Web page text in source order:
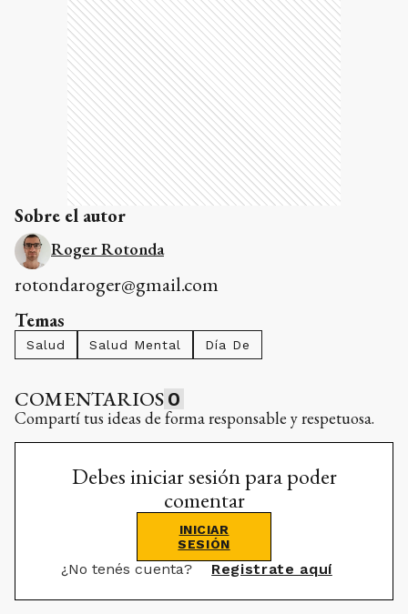
Sobre el autor
Roger Rotonda
rotondaroger@gmail.com
Temas
Salud Salud Mental Día De
COMENTARIOS 0
Compartí tus ideas de forma responsable y respetuosa.
Debes iniciar sesión para poder
comentar
INICIAR
SESIÓN
¿No tenés cuenta? Registrate aquí